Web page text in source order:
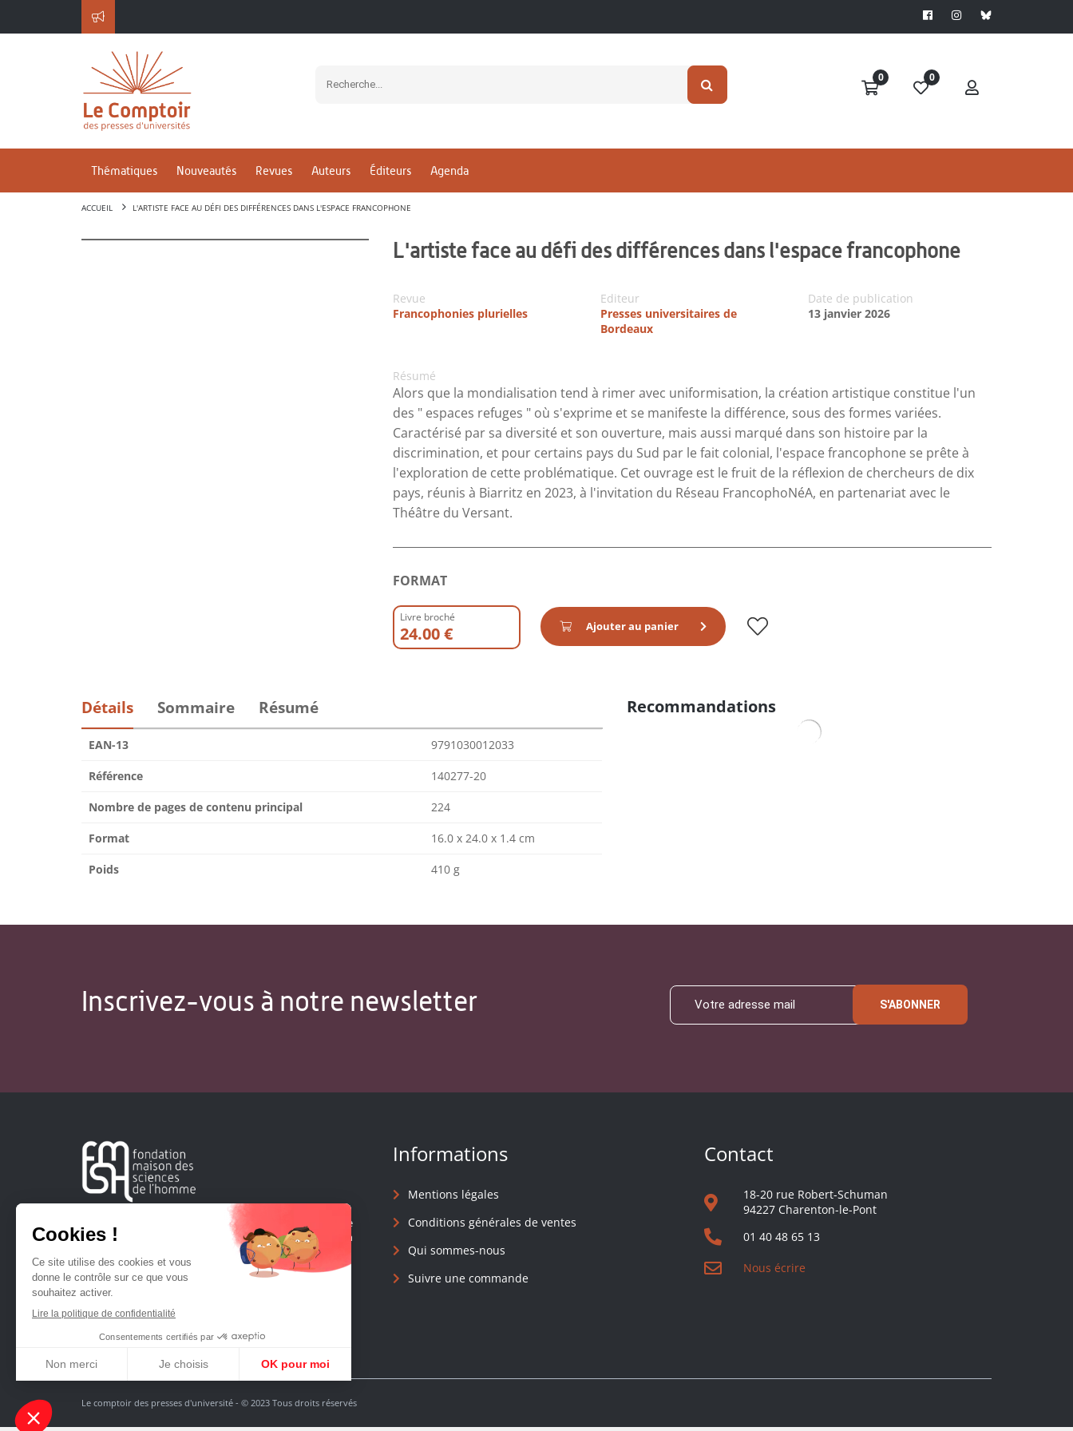
0 0
Thématiques Nouveautés Revues Auteurs Éditeurs Agenda
ACCUEIL L'ARTISTE FACE AU DÉFI DES DIFFÉRENCES DANS L'ESPACE FRANCOPHONE
L'artiste face au défi des différences dans l'espace francophone
Revue
Francophonies plurielles
Editeur
Presses universitaires de
Bordeaux
Date de publication
13 janvier 2026
Résumé
Alors que la mondialisation tend à rimer avec uniformisation, la création artistique constitue l'un
des " espaces refuges " où s'exprime et se manifeste la différence, sous des formes variées.
Caractérisé par sa diversité et son ouverture, mais aussi marqué dans son histoire par la
discrimination, et pour certains pays du Sud par le fait colonial, l'espace francophone se prête à
l'exploration de cette problématique. Cet ouvrage est le fruit de la réflexion de chercheurs de dix
pays, réunis à Biarritz en 2023, à l'invitation du Réseau FrancophoNéA, en partenariat avec le
Théâtre du Versant.
FORMAT
Livre broché
24.00 € Ajouter au panier
Détails Sommaire Résumé
EAN-13 9791030012033
Référence 140277-20
Nombre de pages de contenu principal 224
Format 16.0 x 24.0 x 1.4 cm
Poids 410 g
Recommandations
Inscrivez-vous à notre newsletter S'ABONNER
Créée en 1963, la Fondation Maison Sciences de l'Homme
soutient la recherche et la diffusion des connaissances en
Informations
Mentions légales
Conditions générales de ventes
Qui sommes-nous
Suivre une commande
Contact
18-20 rue Robert-Schuman
94227 Charenton-le-Pont
01 40 48 65 13
Nous écrire
Le comptoir des presses d'université - © 2023 Tous droits réservés